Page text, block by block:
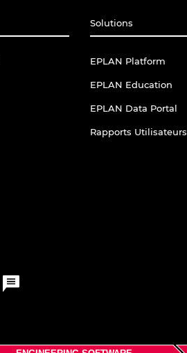
Solutions
EPLAN Platform
EPLAN Education
EPLAN Data Portal
Rapports Utilisateurs